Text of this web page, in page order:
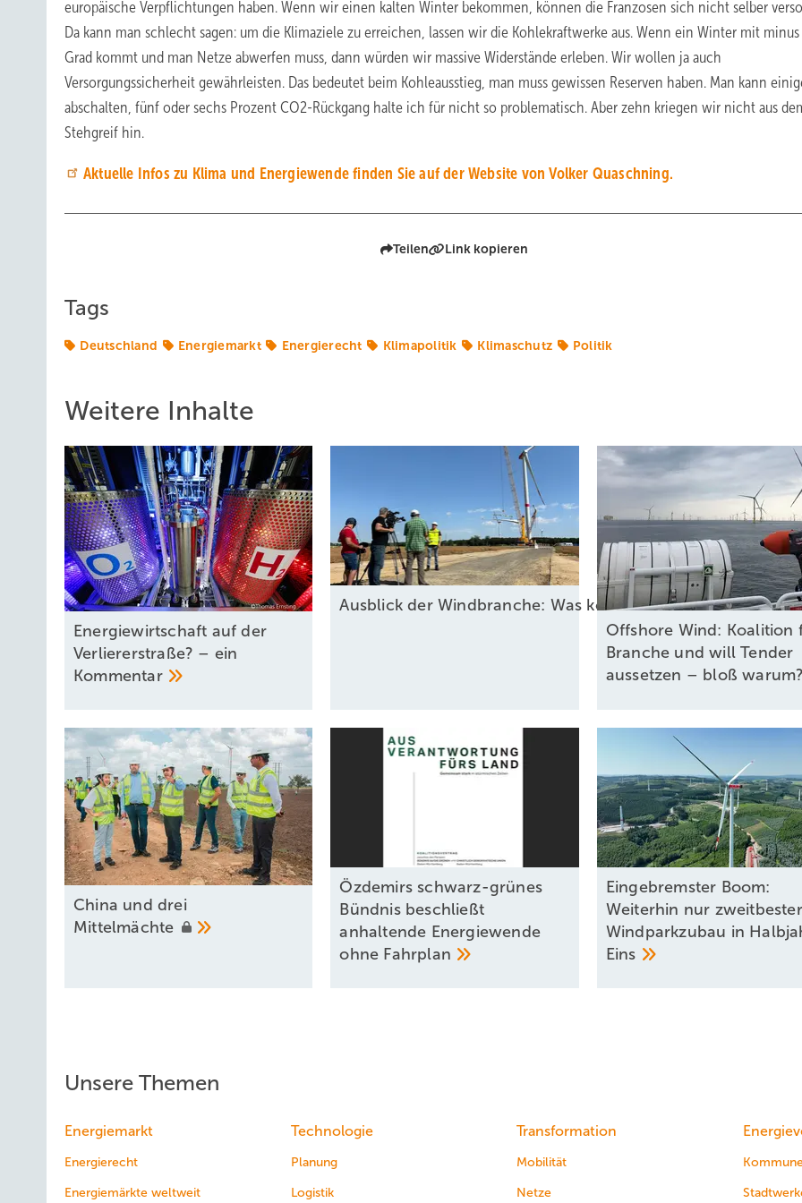
europäische Verpflichtungen haben. Wenn wir einen kalten Winter bekommen, können die Franzosen sich nicht selber
Da kann man schlecht sagen: um die Klimaziele zu erreichen, lassen wir die Kohlekraftwerke aus. Wenn ein Winter mit
Grad kommt und man Netze abwerfen muss, dann würden wir massive Widerstände erleben. Wir wollen ja auch
Versorgungssicherheit gewährleisten. Das bedeutet beim Kohleausstieg, man muss gewissen Reserven haben. Man kann
abschalten, fünf oder sechs Prozent CO2-Rückgang halte ich für nicht so problematisch. Aber zehn kriegen wir nicht aus
Stehgreif hin.
Aktuelle Infos zu Klima und Energiewende finden Sie auf der Website von Volker Quaschning.
Teilen Link kopieren
Tags
Deutschland Energiemarkt Energierecht Klimapolitik Klimaschutz Politik
Weitere Inhalte
Energiewirtschaft auf der
Verliererstraße? – ein
Kommentar
Ausblick der Windbranche: Was kommt 2026?
Offshore Wind: Koalition
Branche und will Tender
aussetzen – bloß
China und drei
Mittelmächte
Özdemirs schwarz-grünes
Bündnis beschließt
anhaltende Energiewende
ohne Fahrplan
Eingebremster Boom:
Weiterhin nur zweitbester
Windparkzubau in
Eins
Unsere Themen
Energiemarkt
Energierecht
Energiemärkte weltweit
Technologie
Planung
Logistik
Transformation
Mobilität
Netze